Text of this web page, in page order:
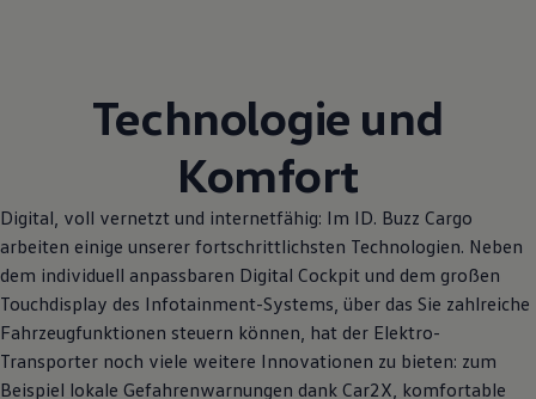
Technologie und
Komfort
Digital, voll vernetzt und internetfähig: Im ID. Buzz Cargo
arbeiten einige unserer fortschrittlichsten Technologien. Neben
dem individuell anpassbaren Digital Cockpit und dem großen
Touchdisplay des Infotainment-Systems, über das Sie zahlreiche
Fahrzeugfunktionen steuern können, hat der Elektro-
Transporter noch viele weitere Innovationen zu bieten: zum
Beispiel lokale Gefahrenwarnungen dank Car2X, komfortable